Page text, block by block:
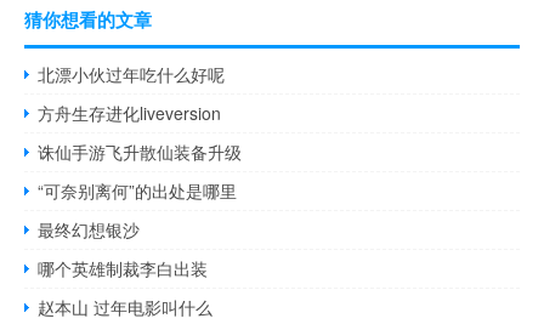
猜你想看的文章
北漂小伙过年吃什么好呢
方舟生存进化liveversion
诛仙手游飞升散仙装备升级
“可奈别离何”的出处是哪里
最终幻想银沙
哪个英雄制裁李白出装
赵本山 过年电影叫什么